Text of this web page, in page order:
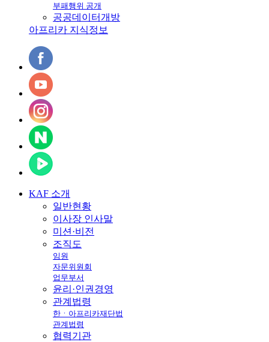
부패행위 공개
공공데이터개방
아프리카 지식정보
KAF 소개
일반현황
이사장 인사말
미션·비전
조직도
임원
자문위원회
업무부서
윤리·인권경영
관계법령
한ㆍ아프리카재단법
관계법령
협력기관